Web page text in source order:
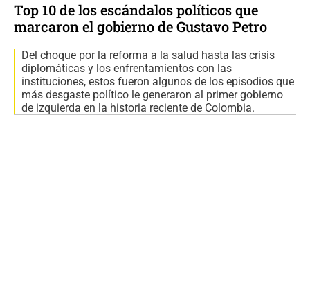
Top 10 de los escándalos políticos que
marcaron el gobierno de Gustavo Petro
Del choque por la reforma a la salud hasta las crisis
diplomáticas y los enfrentamientos con las
instituciones, estos fueron algunos de los episodios que
más desgaste político le generaron al primer gobierno
de izquierda en la historia reciente de Colombia.